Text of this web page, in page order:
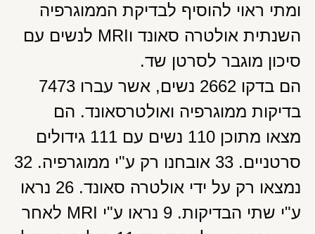
ומתי ראוי להוסיף לבדיקת הממוגרפיה
השנתית אולטרה סאונד וMRI לנשים עם
סיכון מוגבר לסרטן שד.
הם בדקו 2662 נשים, אשר עברו 7473
בדיקות ממוגרפיה ואולטרסאונד. הם
מצאו מתוכן 110 נשים עם 111 גידולים
סרטניים. 33 אובחנו רק ע"י ממוגרפיה. 32
נמצאו רק על ידי אולטרה סאונד. 26 נראו
ע"י שתי הבדיקות. 9 נראו ע"י MRI לאחר